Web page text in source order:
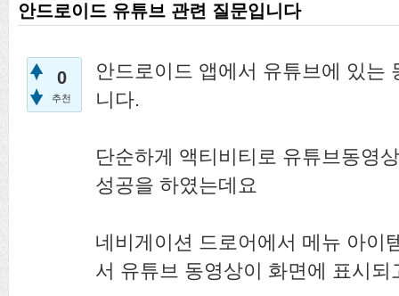
안드로이드 유튜브 관련 질문입니다
0
추천
안드로이드 앱에서 유튜브에 있는
니다.
단순하게 액티비티로 유튜브동영
성공을 하였는데요
네비게이션 드로어에서 메뉴 아이
서 유튜브 동영상이 화면에 표시되